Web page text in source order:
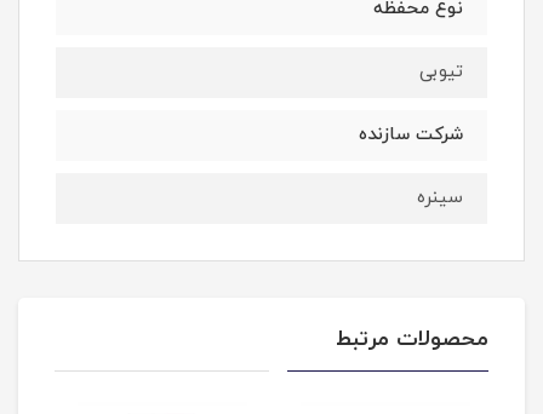
نوع محفظه
تیوبی
شرکت سازنده
سینره
محصولات مرتبط